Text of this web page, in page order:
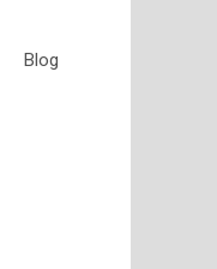
Blog